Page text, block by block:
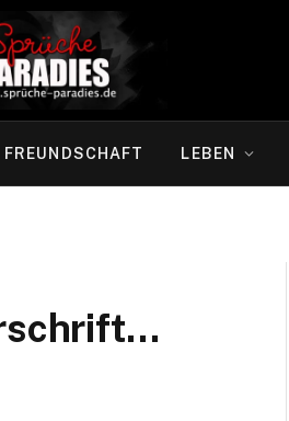
FREUNDSCHAFT LEBEN